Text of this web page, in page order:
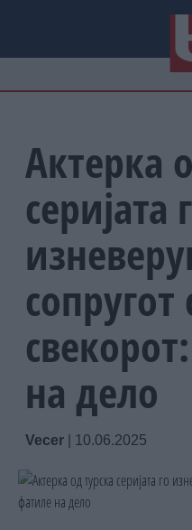
Актерка
серијата
сопругот
на дело
Vecer 10.06.2025